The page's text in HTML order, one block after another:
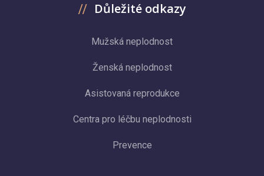
Důležité odkazy
Mužská neplodnost
Ženská neplodnost
Asistovaná reprodukce
Centra pro léčbu neplodnosti
Prevence